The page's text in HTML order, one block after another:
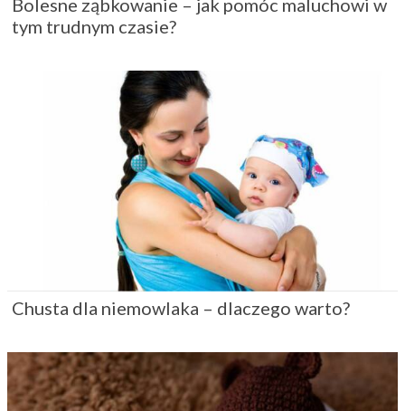
tym trudnym czasie?
Chusta dla niemowlaka – dlaczego warto?